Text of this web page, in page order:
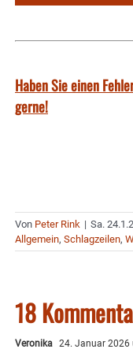
Haben Sie einen
gerne!
Von Peter Rink | Sa.
Allgemein, Schlagzeilen,
18
Veronika 24. Januar 2026